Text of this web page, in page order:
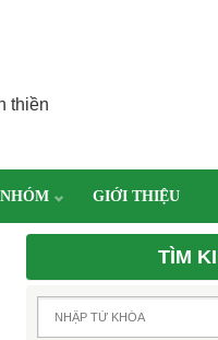
thiền
GIỚI THIỆU
TÌM